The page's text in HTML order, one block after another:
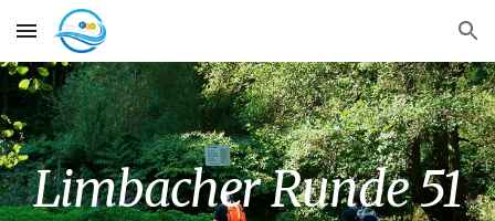
Skip to main content Skip to navigation
Limbacher Runde 51